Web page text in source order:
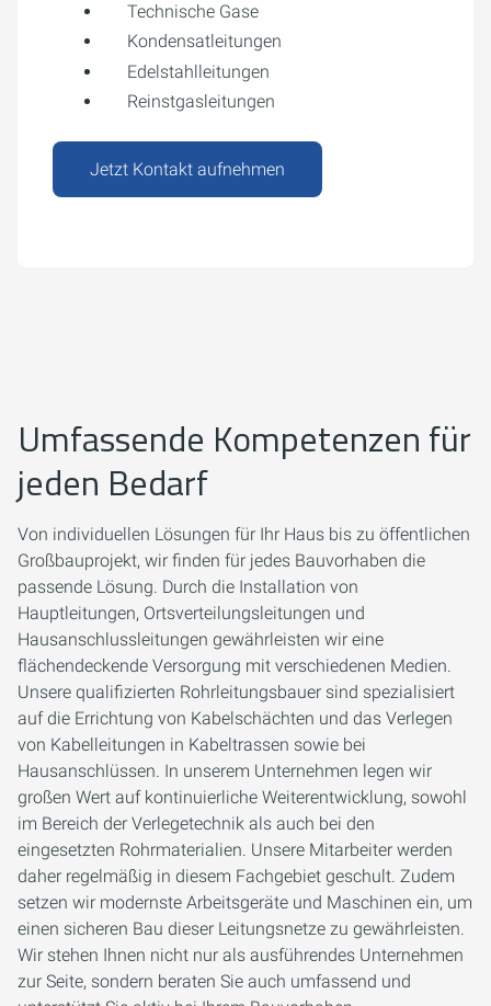
Technische Gase
Kondensatleitungen
Edelstahlleitungen
Reinstgasleitungen
Jetzt Kontakt aufnehmen
Umfassende Kompetenzen für
jeden Bedarf
Von individuellen Lösungen für Ihr Haus bis zu öffentlichen
Großbauprojekt, wir finden für jedes Bauvorhaben die
passende Lösung. Durch die Installation von
Hauptleitungen, Ortsverteilungsleitungen und
Hausanschlussleitungen gewährleisten wir eine
flächendeckende Versorgung mit verschiedenen Medien.
Unsere qualifizierten Rohrleitungsbauer sind spezialisiert
auf die Errichtung von Kabelschächten und das Verlegen
von Kabelleitungen in Kabeltrassen sowie bei
Hausanschlüssen. In unserem Unternehmen legen wir
großen Wert auf kontinuierliche Weiterentwicklung, sowohl
im Bereich der Verlegetechnik als auch bei den
eingesetzten Rohrmaterialien. Unsere Mitarbeiter werden
daher regelmäßig in diesem Fachgebiet geschult. Zudem
setzen wir modernste Arbeitsgeräte und Maschinen ein, um
einen sicheren Bau dieser Leitungsnetze zu gewährleisten.
Wir stehen Ihnen nicht nur als ausführendes Unternehmen
zur Seite, sondern beraten Sie auch umfassend und